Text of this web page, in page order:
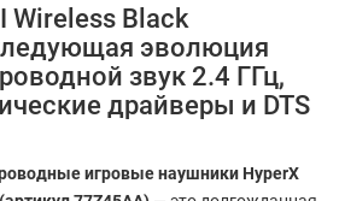
Wireless Black
эволюция
звук 2.4 ГГц,
драйверы и DTS
игровые наушники HyperX